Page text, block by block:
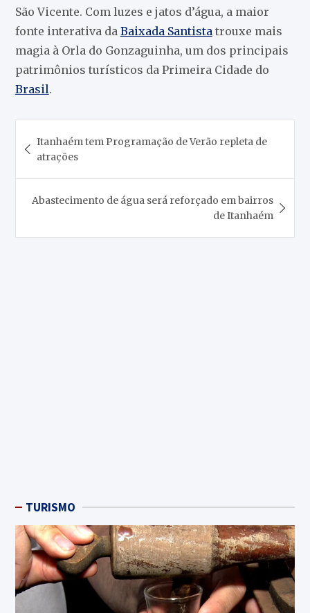
São Vicente. Com luzes e jatos d’água, a maior
fonte interativa da Baixada Santista trouxe mais
magia à Orla do Gonzaguinha, um dos principais
patrimônios turísticos da Primeira Cidade do
Brasil.
de
Post
Itanhaém tem Programação de Verão repleta de
atrações
Abastecimento de água será reforçado em bairros
de Itanhaém
TURISMO